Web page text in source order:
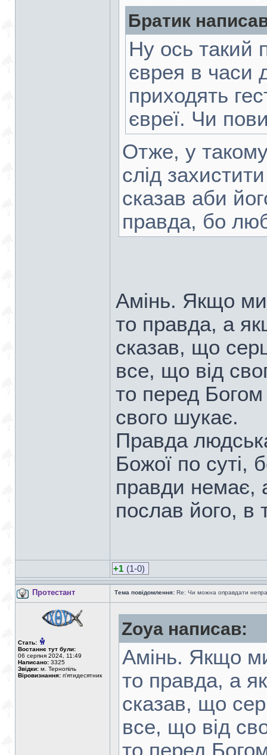
Братик
Ну ось такий
єврея в часи
приходять
євреї. Чи
Отже, у
слід
сказав аби
правда, бо
Амінь. Якщо
то правда, а
сказав, що
все, що від
то перед
свого шукає.
Правда
Божої по суті,
правди немає,
послав його, в
+1 (1-0)
Протестант Тема повідомлення: Re: Чи можна оправдати
Стать:
Востаннє тут були:
06 серпня 2024, 11:49
Написано: 3325
Звідки: м. Тернопіль
Віровизнання: п'ятидесятник
Zoya написав:
Амінь. Якщо
то правда, а
сказав, що
все, що від
то перед